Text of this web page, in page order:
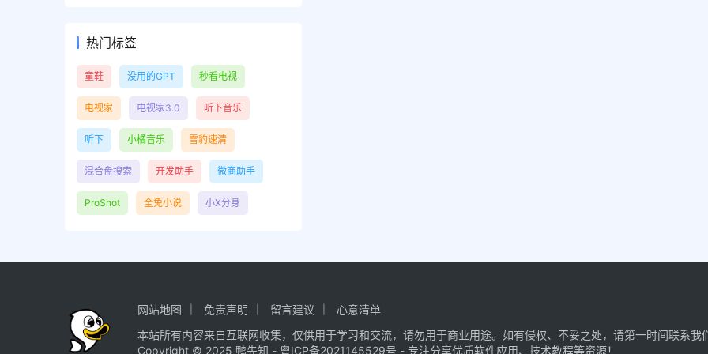
热门标签
童鞋 没用的GPT 秒看电视
电视家 电视家3.0 听下音乐
听下 小橘音乐 雪豹速清
混合盘搜索 开发助手 微商助手
ProShot 全免小说 小X分身
网站地图 免责声明 留言建议
心意清单
本站所有内容来自互联网收集，仅供用于学习和交流，请勿用于商业用途。如有侵权、不妥之处，请第一时间联系我
Copyright © 2025 鸭先知 -粤ICP备2021145529号 - 专注分享优质软件应用、技术教程等资源！